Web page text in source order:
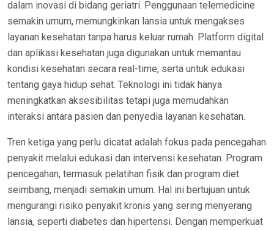
dalam inovasi di bidang geriatri. Penggunaan telemedicine
semakin umum, memungkinkan lansia untuk mengakses
layanan kesehatan tanpa harus keluar rumah. Platform digital
dan aplikasi kesehatan juga digunakan untuk memantau
kondisi kesehatan secara real-time, serta untuk edukasi
tentang gaya hidup sehat. Teknologi ini tidak hanya
meningkatkan aksesibilitas tetapi juga memudahkan
interaksi antara pasien dan penyedia layanan kesehatan.
Tren ketiga yang perlu dicatat adalah fokus pada pencegahan
penyakit melalui edukasi dan intervensi kesehatan. Program
pencegahan, termasuk pelatihan fisik dan program diet
seimbang, menjadi semakin umum. Hal ini bertujuan untuk
mengurangi risiko penyakit kronis yang sering menyerang
lansia, seperti diabetes dan hipertensi. Dengan memperkuat